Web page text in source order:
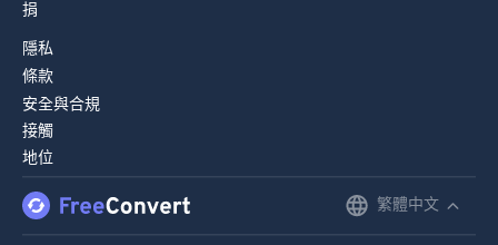
捐
隱私
條款
安全與合規
接觸
地位
繁體中文